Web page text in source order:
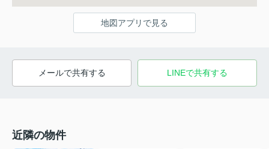
地図アプリで見る
メールで共有する LINEで共有する
近隣の物件